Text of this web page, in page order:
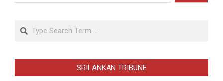
Search
SRILANKAN TRIBUNE